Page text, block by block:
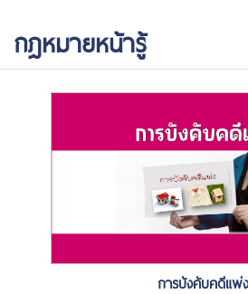
กฎหมายหน้ารู้
การบังคับคดีแพ่ง